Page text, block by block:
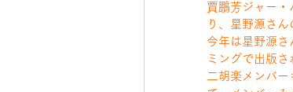
賈鵬芳ジャー
り、星野源さん
今年は星野源さ
ミングで出版
二胡楽メンバ